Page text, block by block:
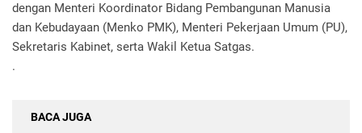
dengan Menteri Koordinator Bidang Pembangunan Manusia
dan Kebudayaan (Menko PMK), Menteri Pekerjaan Umum (PU),
Sekretaris Kabinet, serta Wakil Ketua Satgas.
.
BACA JUGA